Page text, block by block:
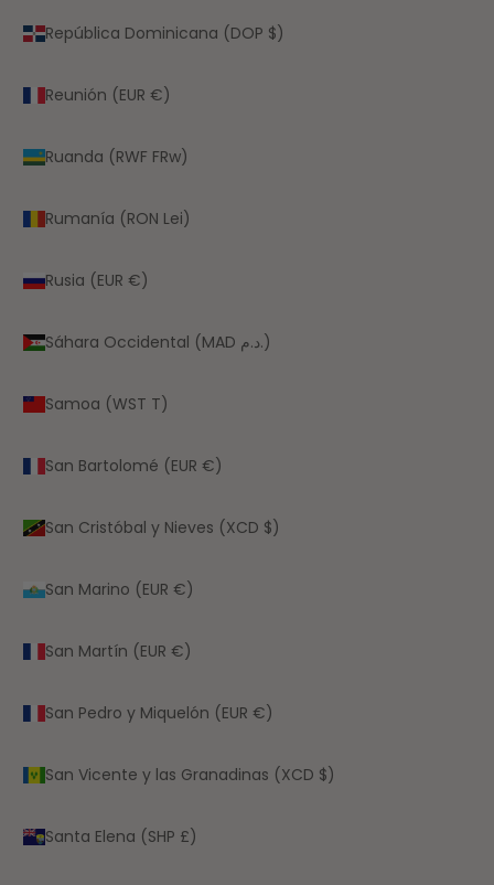
República Dominicana (DOP $)
Reunión (EUR €)
Ruanda (RWF FRw)
Rumanía (RON Lei)
Rusia (EUR €)
Sáhara Occidental (MAD د.م.)
Samoa (WST T)
San Bartolomé (EUR €)
San Cristóbal y Nieves (XCD $)
San Marino (EUR €)
San Martín (EUR €)
San Pedro y Miquelón (EUR €)
San Vicente y las Granadinas (XCD $)
Santa Elena (SHP £)